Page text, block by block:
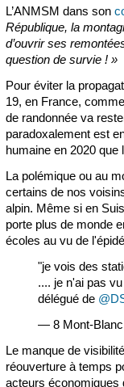
L’ANMSM dans son
République, la
d’ouvrir ses
question de survie ! »
Pour éviter la
19, en France,
de randonnée va
paradoxalement est
humaine en 2020 que
La polémique ou au
certains de nos
alpin. Même si en
porte plus de monde
écoles au vu de
"je vois des
.... je n'ai pas
délégué de
— 8 Mont-Blanc
Le manque de
réouverture à temps
acteurs économiques